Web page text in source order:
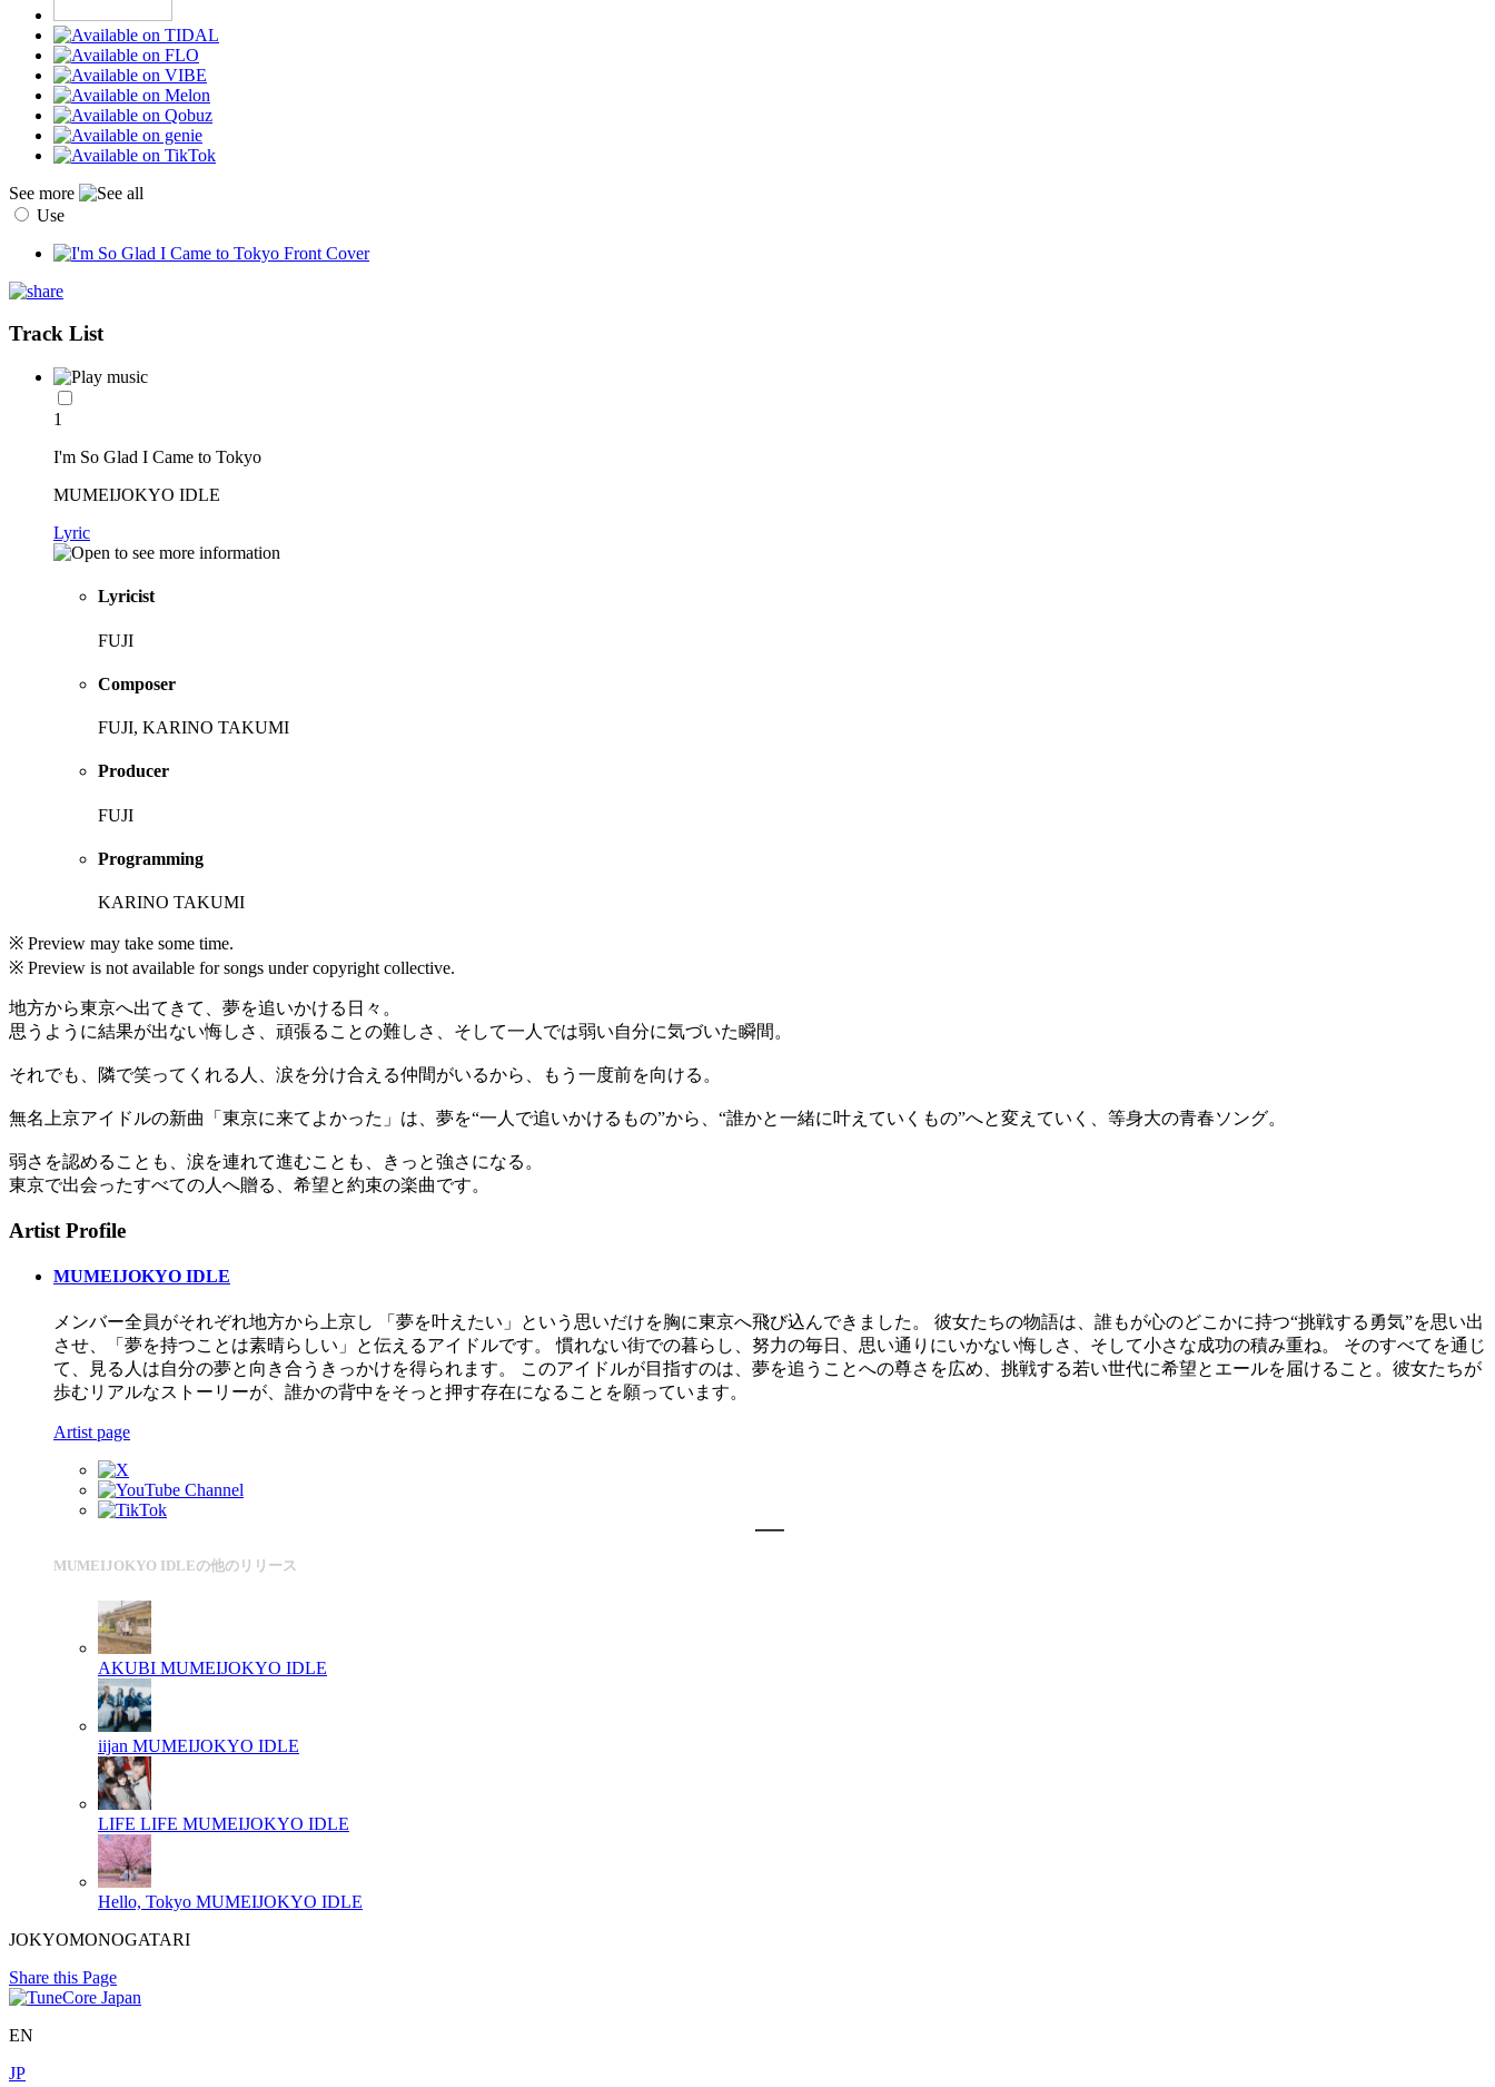
See more
Use
Track List
1
I'm So Glad I Came to Tokyo
MUMEIJOKYO IDLE
Lyric
Lyricist
FUJI
Composer
FUJI, KARINO TAKUMI
Producer
FUJI
Programming
KARINO TAKUMI
※ Preview may take some time.
※ Preview is not available for songs under copyright collective.
地方から東京へ出てきて、夢を追いかける日々。
思うように結果が出ない悔しさ、頑張ることの難しさ、そして一人では弱い自分に気づいた瞬間。
それでも、隣で笑ってくれる人、涙を分け合える仲間がいるから、もう一度前を向ける。
無名上京アイドルの新曲「東京に来てよかった」は、夢を“一人で追いかけるもの”から、“誰かと一緒に叶えていくもの”へと変えていく、等身大の青春ソング。
弱さを認めることも、涙を連れて進むことも、きっと強さになる。
東京で出会ったすべての人へ贈る、希望と約束の楽曲です。
Artist Profile
MUMEIJOKYO IDLE
メンバー全員がそれぞれ地方から上京し 「夢を叶えたい」という思いだけを胸に東京へ飛び込んできました。 彼女たちの物語は、誰もが心のどこかに持つ“挑戦する勇気”を思い出
させ、「夢を持つことは素晴らしい」と伝えるアイドルです。 慣れない街での暮らし、努力の毎日、思い通りにいかない悔しさ、そして小さな成功の積み重ね。 そのすべてを通じ
て、見る人は自分の夢と向き合うきっかけを得られます。 このアイドルが目指すのは、夢を追うことへの尊さを広め、挑戦する若い世代に希望とエールを届けること。彼女たちが
歩むリアルなストーリーが、誰かの背中をそっと押す存在になることを願っています。
Artist page
MUMEIJOKYO IDLEの他のリリース
AKUBI MUMEIJOKYO IDLE
iijan MUMEIJOKYO IDLE
LIFE LIFE MUMEIJOKYO IDLE
Hello, Tokyo MUMEIJOKYO IDLE
JOKYOMONOGATARI
Share this Page
EN
JP